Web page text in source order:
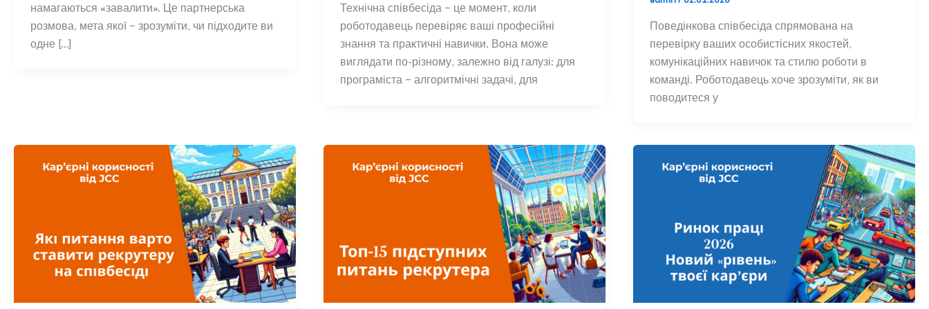
намагаються «завалити». Це партнерська
розмова, мета якої – зрозуміти, чи підходите ви
одне […]
Технічна співбесіда – це момент, коли
роботодавець перевіряє ваші професійні
знання та практичні навички. Вона може
виглядати по-різному, залежно від галузі: для
програміста – алгоритмічні задачі, для
Поведінкова співбесіда спрямована на
перевірку ваших особистісних якостей,
комунікаційних навичок та стилю роботи в
команді. Роботодавець хоче зрозуміти, як ви
поводитеся у